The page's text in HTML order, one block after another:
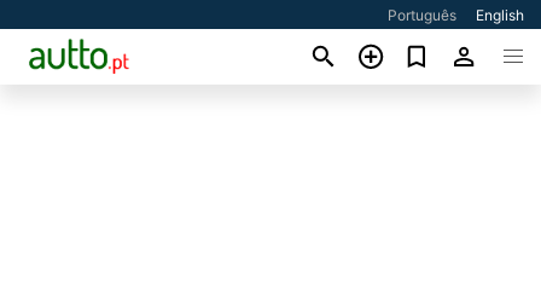
Português English